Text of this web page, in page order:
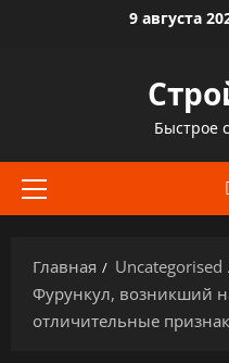
9 августа
Быстрое
Основное
Главная
Uncategorised
Фурункул, возникший
отличительные